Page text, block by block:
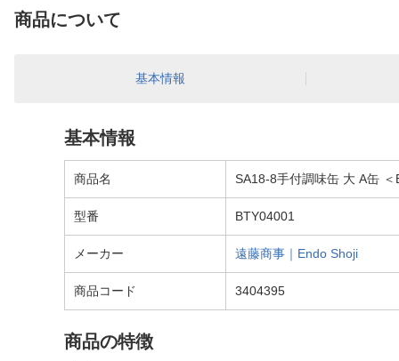
商品について
基本情報
基本情報
商品名 SA18-8手付調味缶 大 A缶 ＜
型番 BTY04001
メーカー 遠藤商事｜Endo Shoji
商品コード 3404395
商品の特徴